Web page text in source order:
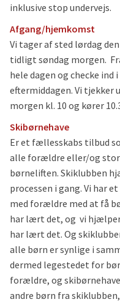
inklusive stop undervejs.
Afgang/hjemkomst
Vi tager af sted lørdag
tidligt søndag morgen.
hele dagen og checke ind
eftermiddagen. Vi tjekker
morgen kl. 10 og kører
Skibørnehave
Er et fællesskabs tilbud
alle forældre eller/og
børneliften. Skiklubben
processen i gang. Vi har
med forældre med at få
har lært det, og vi hjælper
har lært det. Og
alle børn er synlige i
dermed legestedet for
forældre, og
andre børn fra